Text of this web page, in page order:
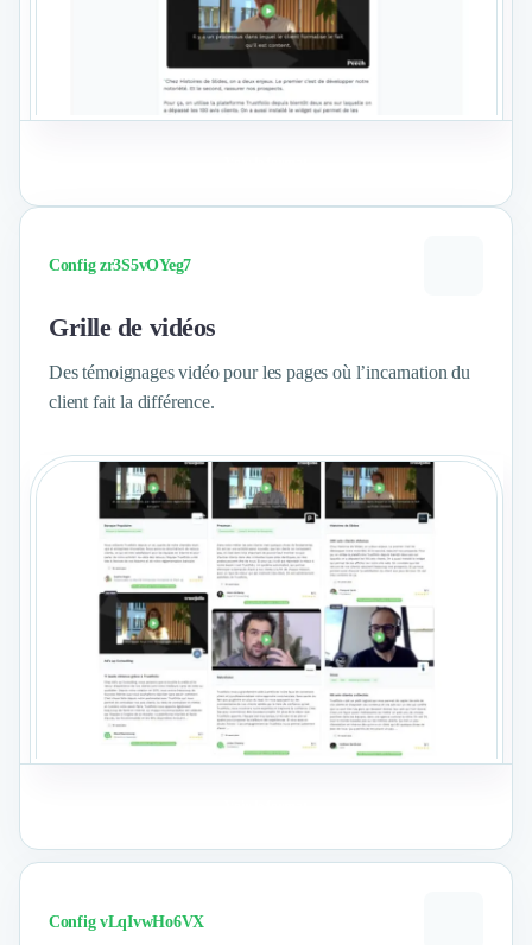
Config zr3S5vOYeg7
Grille de vidéos
Des témoignages vidéo pour les pages où l’incarnation du
client fait la différence.
Config vLqIvwHo6VX